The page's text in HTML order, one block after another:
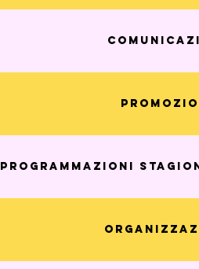
Programmazioni